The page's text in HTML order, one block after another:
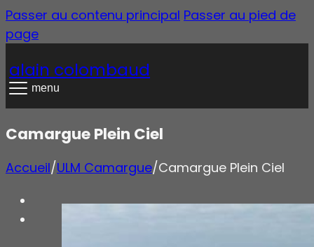
Passer au contenu principal Passer au pied de
page
alain colombaud
menu
Camargue Plein Ciel
Accueil/ULM Camargue/Camargue Plein Ciel